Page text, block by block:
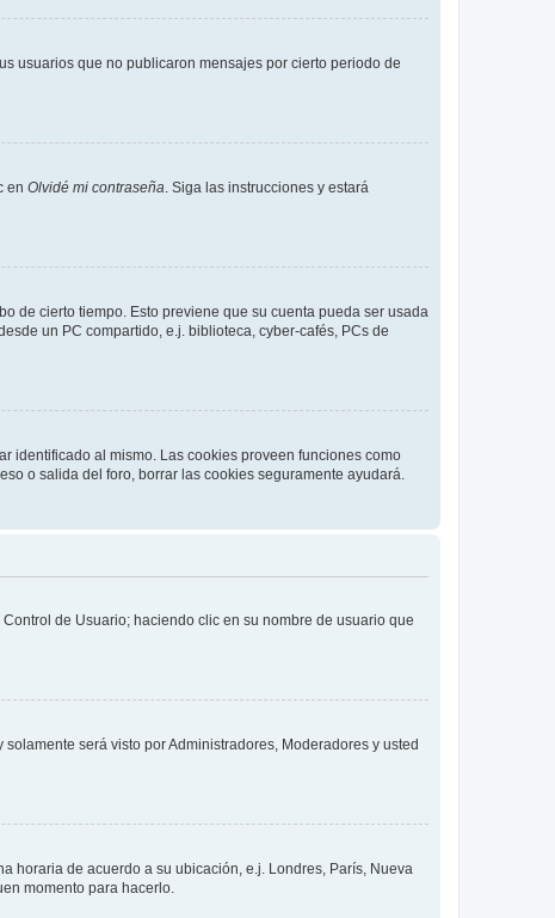
usuarios que no publicaron mensajes por cierto periodo de
en Olvidé mi contraseña . Siga las instrucciones y estará
de cierto tiempo. Esto previene que su cuenta pueda ser usada
un PC compartido, e.j. biblioteca, cyber-cafés, PCs de
identificado al mismo. Las cookies proveen funciones como
o salida del foro, borrar las cookies seguramente ayudará.
de Usuario; haciendo clic en su nombre de usuario que
solamente será visto por Administradores, Moderadores y usted
horaria de acuerdo a su ubicación, e.j. Londres, París, Nueva
momento para hacerlo.